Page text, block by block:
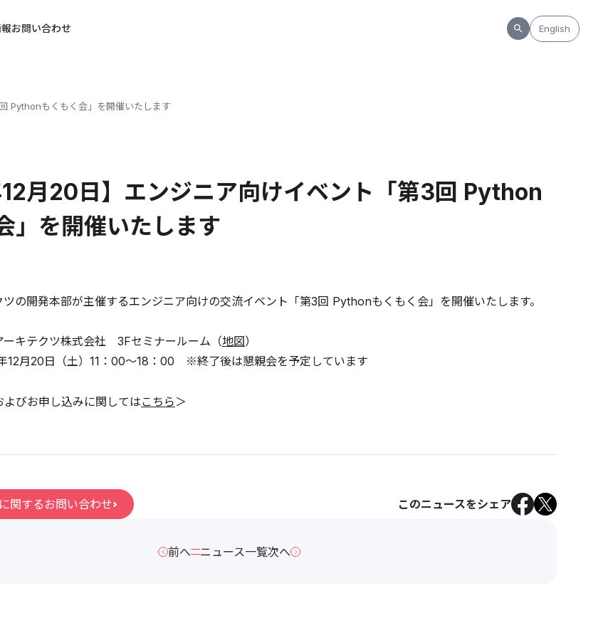
お問い合わせ English
Pythonもくもく会」を開催いたします
12月20日】エンジニア向けイベント「第3回 Python
」を開催いたします
の開発本部が主催するエンジニア向けの交流イベント「第3回 Pythonもくもく会」を開催いたします。
ーキテクツ株式会社 3Fセミナールーム（地図）
12月20日（土）11：00～18：00 ※終了後は懇親会を予定しています
よびお申し込みに関しては こちら ＞
関するお問い合わせ このニュースをシェア
前へ ニュース一覧次へ